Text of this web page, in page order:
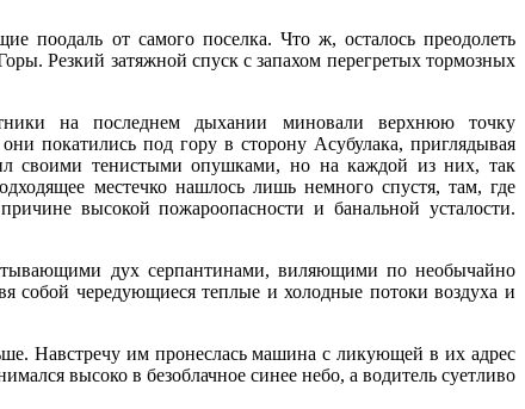
поодаль от самого поселка. Что ж, осталось преодолеть
Резкий затяжной спуск с запахом перегретых тормозных
на последнем дыхании миновали верхнюю точку
покатились под гору в сторону Асубулака, приглядывая
своими тенистыми опушками, но на каждой из них, так
местечко нашлось лишь немного спустя, там, где
высокой пожароопасности и банальной усталости.
дух серпантинами, виляющими по необычайно
собой чередующиеся теплые и холодные потоки воздуха и
Навстречу им пронеслась машина с ликующей в их адрес
высоко в безоблачное синее небо, а водитель суетливо